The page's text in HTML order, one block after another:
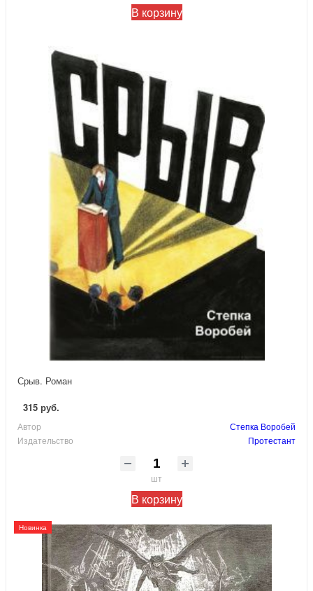
В корзину
Срыв. Роман
315 руб.
Автор
Степка Воробей
Издательство
Протестант
шт
В корзину
Новинка